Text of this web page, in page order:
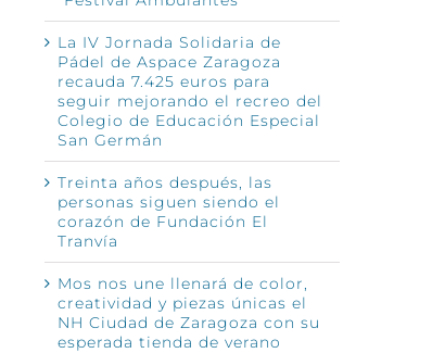
La IV Jornada Solidaria de
Pádel de Aspace Zaragoza
recauda 7.425 euros para
seguir mejorando el recreo del
Colegio de Educación Especial
San Germán
Treinta años después, las
personas siguen siendo el
corazón de Fundación El
Tranvía
Mos nos une llenará de color,
creatividad y piezas únicas el
NH Ciudad de Zaragoza con su
esperada tienda de verano